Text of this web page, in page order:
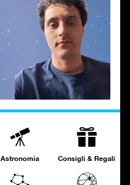
Astronomia Consigli & Regali